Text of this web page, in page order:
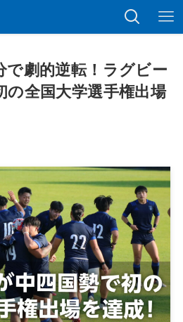
で劇的逆転！ラグビー
の全国大学選手権出場